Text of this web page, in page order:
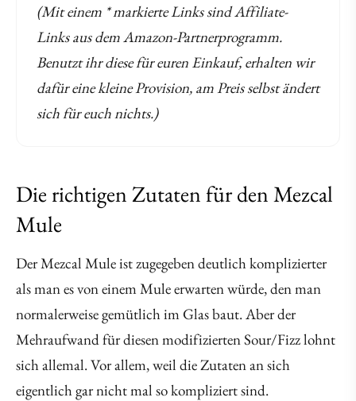
(Mit einem * markierte Links sind Affiliate-
Links aus dem Amazon-Partnerprogramm.
Benutzt ihr diese für euren Einkauf, erhalten wir
dafür eine kleine Provision, am Preis selbst ändert
sich für euch nichts.)
Die richtigen Zutaten für den Mezcal
Mule
Der Mezcal Mule ist zugegeben deutlich komplizierter
als man es von einem Mule erwarten würde, den man
normalerweise gemütlich im Glas baut. Aber der
Mehraufwand für diesen modifizierten Sour/Fizz lohnt
sich allemal. Vor allem, weil die Zutaten an sich
eigentlich gar nicht mal so kompliziert sind.